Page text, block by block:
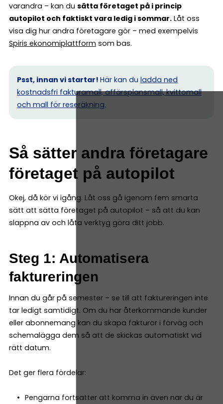
varandra – kan du sätta företaget på i princip
autopilot och faktiskt vara ledig i sommar. Låt oss
visa dig hur andra företagare gör – med exempelvis
Spiris ekonomiplattform som bas.
Psst, innan vi startar! Här kan du ladda ned
kostnadsfri fakturamall, affärsplansmall, kvittomall
och mall för reseräkning.
Så sätter andra företagare
företaget på autopilot
Okej, då kör vi igång. Låt oss gå igenom fem smarta
sätt att sätta företaget på autopilot – så att du kan
slappna av och låta verktyg göra ditt jobb.
Steg 1: Automatisera
faktureringen
Innan du går på semester – se till att faktureringen inte
tar ledigt samtidigt. Om du har återkommande kunder
eller abonnemang kan du skapa fakturor i förväg och
schemalägga dem så att de skickas automatiskt vid
rätt datum.
Det ger flera fördelar:
Pengarna fortsätter att komma in även när du är